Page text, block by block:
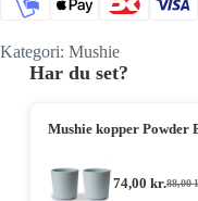
Kategori: Mushie
Har du set?
Mushie kopper Powder
88,00
Den
74,00 kr.Den